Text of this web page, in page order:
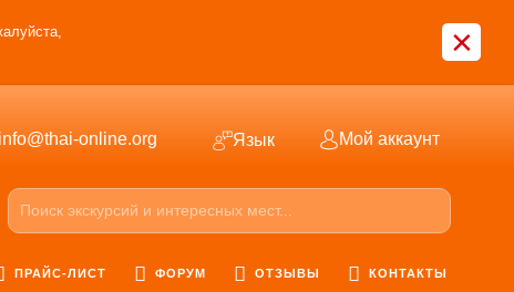
×
info@thai-online.org Язык Мой аккаунт
ПРАЙС-ЛИСТ ФОРУМ ОТЗЫВЫ КОНТАКТЫ